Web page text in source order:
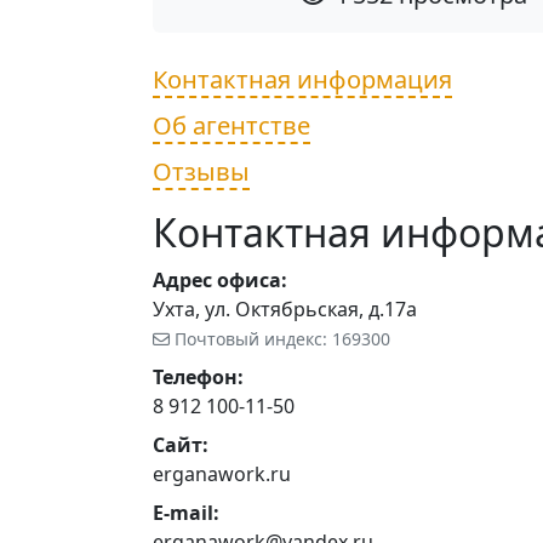
Контактная информация
Об агентстве
Отзывы
Контактная
Адрес офиса:
Ухта, ул. Октябрьская, д.17а
Почтовый индекс: 169300
Телефон:
8 912 100-11-50
Сайт:
erganawork.ru
E-mail: